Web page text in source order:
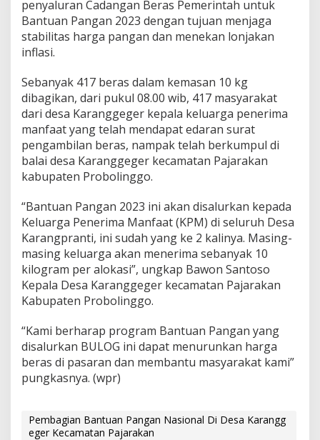
penyaluran Cadangan Beras Pemerintah untuk
Bantuan Pangan 2023 dengan tujuan menjaga
stabilitas harga pangan dan menekan lonjakan
inflasi.
Sebanyak 417 beras dalam kemasan 10 kg
dibagikan, dari pukul 08.00 wib, 417 masyarakat
dari desa Karanggeger kepala keluarga penerima
manfaat yang telah mendapat edaran surat
pengambilan beras, nampak telah berkumpul di
balai desa Karanggeger kecamatan Pajarakan
kabupaten Probolinggo.
“Bantuan Pangan 2023 ini akan disalurkan kepada
Keluarga Penerima Manfaat (KPM) di seluruh Desa
Karangpranti, ini sudah yang ke 2 kalinya. Masing-
masing keluarga akan menerima sebanyak 10
kilogram per alokasi”, ungkap Bawon Santoso
Kepala Desa Karanggeger kecamatan Pajarakan
Kabupaten Probolinggo.
“Kami berharap program Bantuan Pangan yang
disalurkan BULOG ini dapat menurunkan harga
beras di pasaran dan membantu masyarakat kami”
pungkasnya. (wpr)
Pembagian Bantuan Pangan Nasional Di Desa Karangg
eger Kecamatan Pajarakan